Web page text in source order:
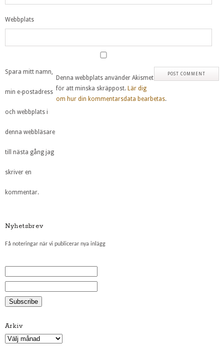
Webbplats
Spara mitt namn,
min e-postadress
och webbplats i
denna webbläsare
till nästa gång jag
skriver en
kommentar.
Denna webbplats använder Akismet
för att minska skräppost. Lär dig
om hur din kommentarsdata bearbetas.
Nyhetsbrev
Få noteringar när vi publicerar nya inlägg
Arkiv
Arkiv